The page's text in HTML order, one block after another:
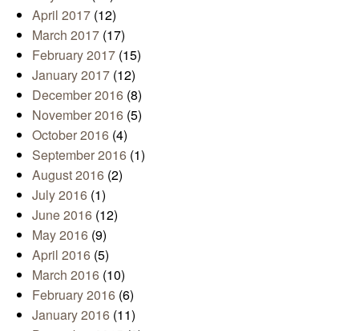
April 2017 (12)
March 2017 (17)
February 2017 (15)
January 2017 (12)
December 2016 (8)
November 2016 (5)
October 2016 (4)
September 2016 (1)
August 2016 (2)
July 2016 (1)
June 2016 (12)
May 2016 (9)
April 2016 (5)
March 2016 (10)
February 2016 (6)
January 2016 (11)